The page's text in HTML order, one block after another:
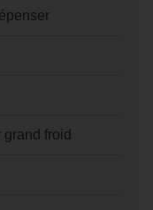
froid